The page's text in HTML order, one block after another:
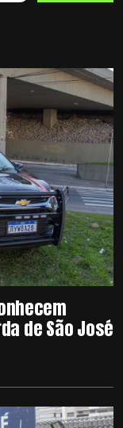
de São José